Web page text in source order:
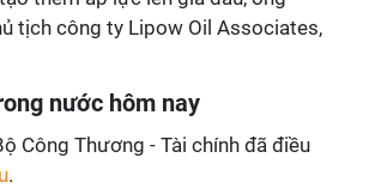
tịch công ty Lipow Oil Associates,
nước hôm nay
Công Thương - Tài chính đã điều
.